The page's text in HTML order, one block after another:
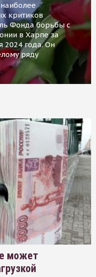
критиков
Фонда борьбы с
в Харпе за
2024 года. Он
ряду
может